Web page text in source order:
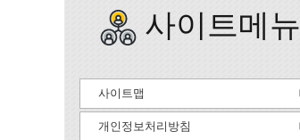
사이트메뉴
사이트맵
개인정보처리방침